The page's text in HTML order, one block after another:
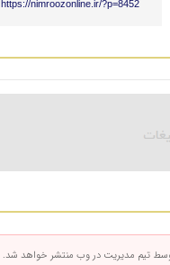
https://nimroozonline.ir/?p=8452
تیم مدیریت در وب منتشر خواهد شد.